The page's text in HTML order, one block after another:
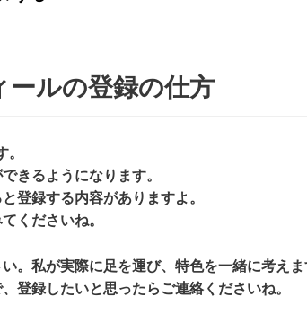
ルの登録の仕方
きるようになります。
登録する内容がありますよ。
くださいね。
。私が実際に足を運び、特色を一緒に考え
登録したいと思ったらご連絡くださいね。